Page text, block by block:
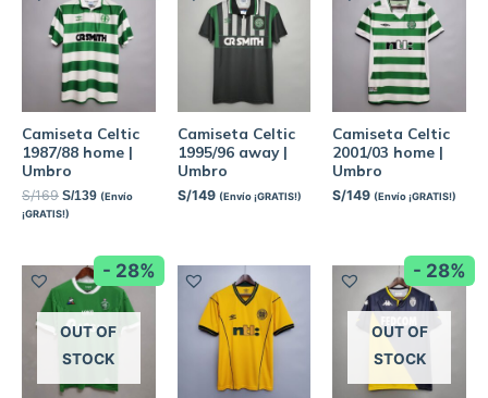
Camiseta Celtic
1987/88 home |
Umbro
S/169 S/139 (Envío
¡GRATIS!)
Camiseta Celtic
1995/96 away |
Umbro
S/149 (Envío ¡GRATIS!)
Camiseta Celtic
2001/03 home |
Umbro
S/149 (Envío ¡GRATIS!)
- 28%
OUT OF
STOCK
- 28%
OUT OF
STOCK